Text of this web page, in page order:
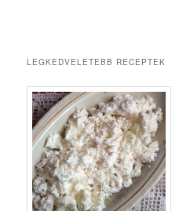
LEGKEDVELETEBB RECEPTEK